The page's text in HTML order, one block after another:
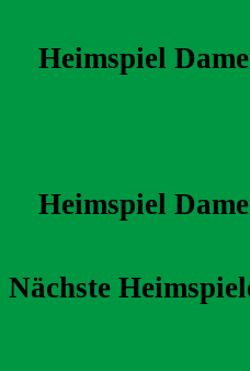
Heimspiel
Heimspiel
Nächste